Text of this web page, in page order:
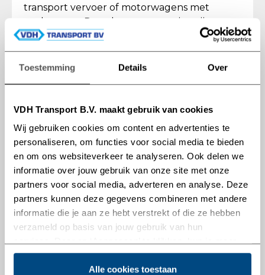
Toestemming Details Over
VDH Transport B.V. maakt gebruik van cookies
Wij gebruiken cookies om content en advertenties te
personaliseren, om functies voor social media te bieden
en om ons websiteverkeer te analyseren. Ook delen we
informatie over jouw gebruik van onze site met onze
partners voor social media, adverteren en analyse. Deze
partners kunnen deze gegevens combineren met andere
informatie die je aan ze hebt verstrekt of die ze hebben
verzameld op basis van jouw gebruik van hun
lezen over onze cookies en je voorkeuren aanpassen.
Door op ‘Alle cookies toestaan’ te klikken, ga je akkoord
Alle cookies toestaan
transport vervoer of motorwagens met
aanhangers. Deze kunnen voorzien zijn van
wisselbakken voor nog meer flexibiliteit.
plaatsen en verschillende combinaties
maken. Van container vervoer tot
schuifzijlen om vanaf de zijkant te kunnen
laden en lossen. Nieuw is de aanvulling van
een LZV combinatie. Met een laadvloer die
gemiddeld 7 meter langer is dan een
reguliere oplegger, kan er per rit aanzienlijk
meer vervoerd worden.
Met onze vloot verzorgen we onder
andere:
LZV Transport
Standbouw Transport